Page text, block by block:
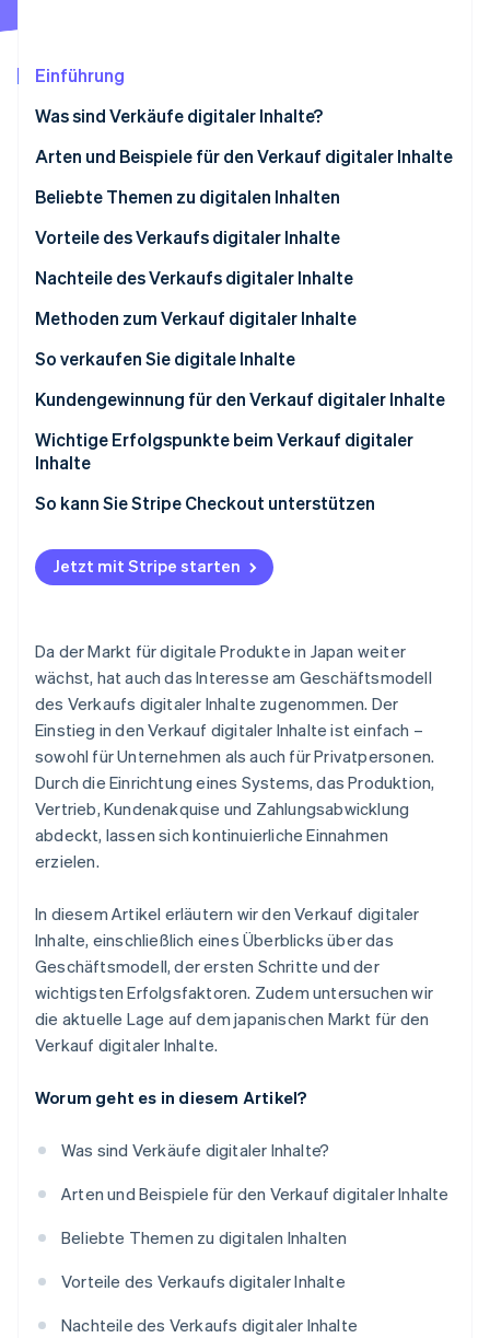
Stripe-Sessions 2026
Erfahren Sie, wie Stripe Lösungen für die
Jetzt ansehen
Einführung
Was sind Verkäufe digitaler Inhalte?
Arten und Beispiele für den Verkauf digitaler Inhalte
Video
Audio
Text
Live-Streams und Online-Kurse
Beratung
Beliebte Themen zu digitalen Inhalten
Vorteile des Verkaufs digitaler Inhalte
Verkauf ohne Lagerbestand
Niedrige Einstiegskosten
Einfache globale Expansion
Nachteile des Verkaufs digitaler Inhalte
Vertrauensbildung
Risiko der Nachahmung oder unbefugten
Methoden zum Verkauf digitaler Inhalte
Nutzen Sie eine Verkaufsplattform
Verkaufen Sie auf Ihrer eigenen Website
So verkaufen Sie digitale Inhalte
Inhalte auswählen
Erstellen Sie Inhalte und wählen Sie eine
Vertriebsmethode
Überwachung und Verbesserung nach der
Kundengewinnung für den Verkauf digitaler Inhalte
Social Media
Wichtige Erfolgspunkte beim Verkauf digitaler
Inhalte
Entwerfen Sie das Umsatzmodell
Nutzen Sie Daten, um Verbesserungen vorzunehmen
Optimieren Sie den Bezahlvorgang
So kann Sie Stripe Checkout unterstützen
Jetzt mit Stripe starten
Da der Markt für digitale Produkte in Japan weiter
wächst, hat auch das Interesse am Geschäftsmodell
des Verkaufs digitaler Inhalte zugenommen. Der
Einstieg in den Verkauf digitaler Inhalte ist einfach –
sowohl für Unternehmen als auch für Privatpersonen.
Durch die Einrichtung eines Systems, das Produktion,
Vertrieb, Kundenakquise und Zahlungsabwicklung
abdeckt, lassen sich kontinuierliche Einnahmen
erzielen.
In diesem Artikel erläutern wir den Verkauf digitaler
Inhalte, einschließlich eines Überblicks über das
Geschäftsmodell, der ersten Schritte und der
wichtigsten Erfolgsfaktoren. Zudem untersuchen wir
die aktuelle Lage auf dem japanischen Markt für den
Verkauf digitaler Inhalte.
Worum geht es in diesem Artikel?
Was sind Verkäufe digitaler Inhalte?
Arten und Beispiele für den Verkauf digitaler Inhalte
Beliebte Themen zu digitalen Inhalten
Vorteile des Verkaufs digitaler Inhalte
Nachteile des Verkaufs digitaler Inhalte